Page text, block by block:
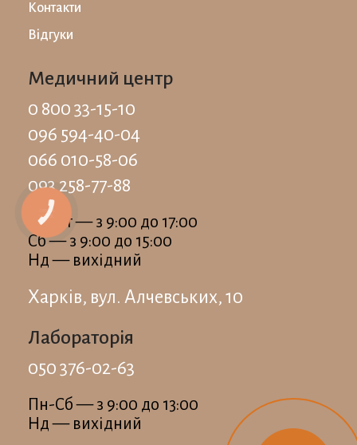
Контакти
Відгуки
Медичний центр
0 800 33-15-10
096 594-40-04
066 010-58-06
093 258-77-88
Пн-Пт — з 9:00 до 17:00
Сб — з 9:00 до 15:00
Нд — вихідний
Харків, вул. Алчевських, 10
Лабораторія
050 376-02-63
Пн-Сб — з 9:00 до 13:00
Нд — вихідний
КНОПКА
ЗВ'ЯЗКУ